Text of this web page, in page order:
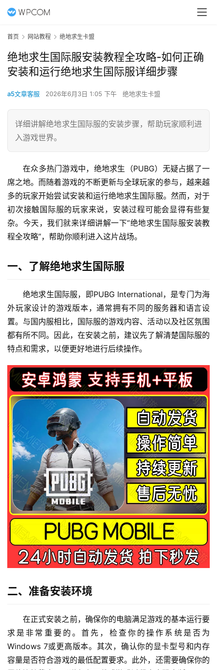
首页 网站教程 绝地求生卡盟
绝地求生国际服安装教程全攻略-如何正确
安装和运行绝地求生国际服详细步骤
a5文章客服 2026年6月3日 1:05 下午 绝地求生卡盟
详细讲解绝地求生国际服的安装步骤，帮助玩家顺利进
入游戏世界。
在众多热门游戏中，绝地求生（PUBG）无疑占据了一
席之地。而随着游戏的不断更新与全球玩家的参与，越来越
多的玩家开始尝试安装和运行绝地求生国际服。然而，对于
初次接触国际服的玩家来说，安装过程可能会显得有些复
杂。今天，我们就来详细讲解一下“绝地求生国际服安装教
程全攻略”，帮助你顺利进入这片战场。
一、了解绝地求生国际服
绝地求生国际服，即PUBG International，是专门为海
外玩家设计的游戏版本，通常拥有不同的服务器和语言设
置。与国内服相比，国际服的游戏内容、活动以及社区氛围
都有所不同。因此，在安装之前，建议先了解清楚国际服的
特点和需求，以便更好地进行后续操作。
二、准备安装环境
在正式安装之前，确保你的电脑满足游戏的基本运行要
求是非常重要的。首先，检查你的操作系统是否为
Windows 7或更高版本。其次，确认你的显卡型号和内存
容量是否符合游戏的最低配置要求。此外，还需要确保你的